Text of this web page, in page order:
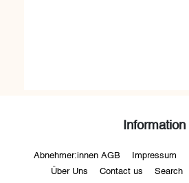
Information
Abnehmer:innen AGB Impressum
Über Uns Contact us Search